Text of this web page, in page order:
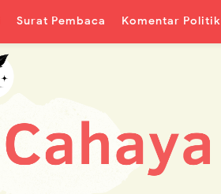
Surat Pembaca Komentar Politik